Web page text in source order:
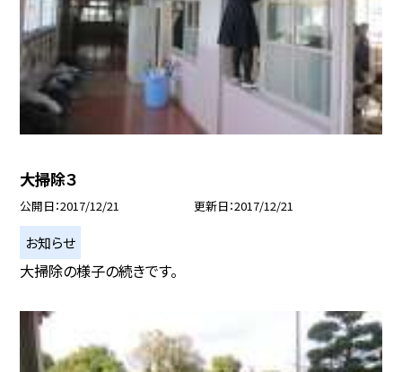
大掃除３
公開日 2017/12/21 更新日 2017/12/21
お知らせ
大掃除の様子の続きです。